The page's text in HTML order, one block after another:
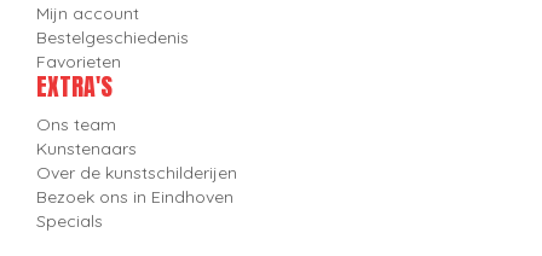
Mijn account
Bestelgeschiedenis
Favorieten
EXTRA'S
Ons team
Kunstenaars
Over de kunstschilderijen
Bezoek ons in Eindhoven
Specials